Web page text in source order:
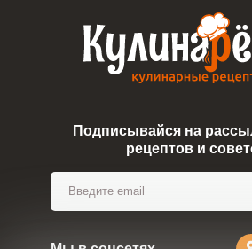
Подписывайся на
рецептов и